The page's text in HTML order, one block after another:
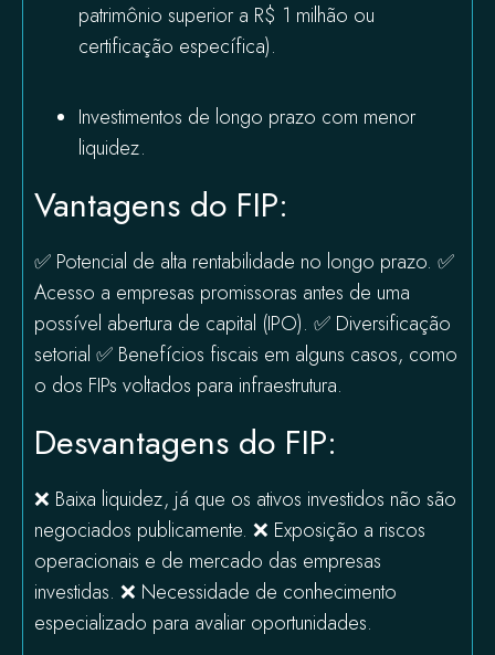
patrimônio superior a R$ 1 milhão ou
certificação específica).
Investimentos de longo prazo com menor
liquidez.
Vantagens do FIP:
✅ Potencial de alta rentabilidade no longo prazo. ✅
Acesso a empresas promissoras antes de uma
possível abertura de capital (IPO). ✅ Diversificação
setorial ✅ Benefícios fiscais em alguns casos, como
o dos FIPs voltados para infraestrutura.
Desvantagens do FIP:
❌ Baixa liquidez, já que os ativos investidos não são
negociados publicamente. ❌ Exposição a riscos
operacionais e de mercado das empresas
investidas. ❌ Necessidade de conhecimento
especializado para avaliar oportunidades.